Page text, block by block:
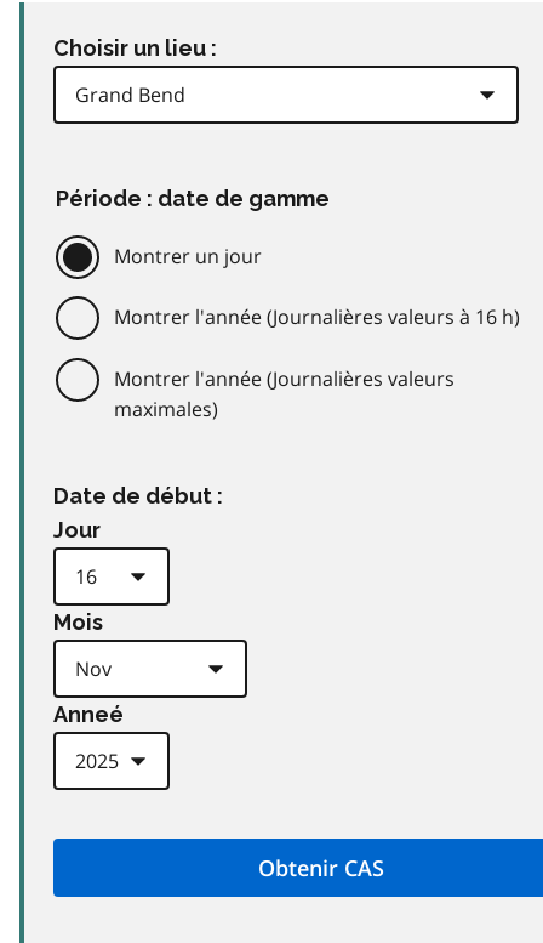
Choisir un lieu :
Période : date de gamme
Montrer un jour
Montrer l'année (Journalières valeurs à 16 h)
Montrer l'année (Journalières valeurs
maximales)
Date de début :
Jour
Mois
Anneé